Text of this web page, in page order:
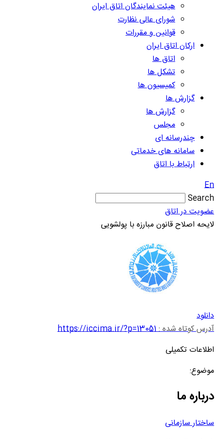
هیئت نمایندگان اتاق ایران
شورای عالی نظارت
قوانین و مقررات
ارکان اتاق ایران
اتاق ها
تشکل ها
کمیسیون ها
گزارش ها
گزارش ها
مجلس
چندرسانه ای
سامانه های خدماتی
ارتباط با اتاق
En
Search
عضویت در اتاق
لایحه اصلاح قانون مبارزه با پولشویی
دانلود
آدرس کوتاه شده :https://iccima.ir/?p=13051
اطلاعات تکمیلی
موضوع:
درباره ما
ساختار سازمانی